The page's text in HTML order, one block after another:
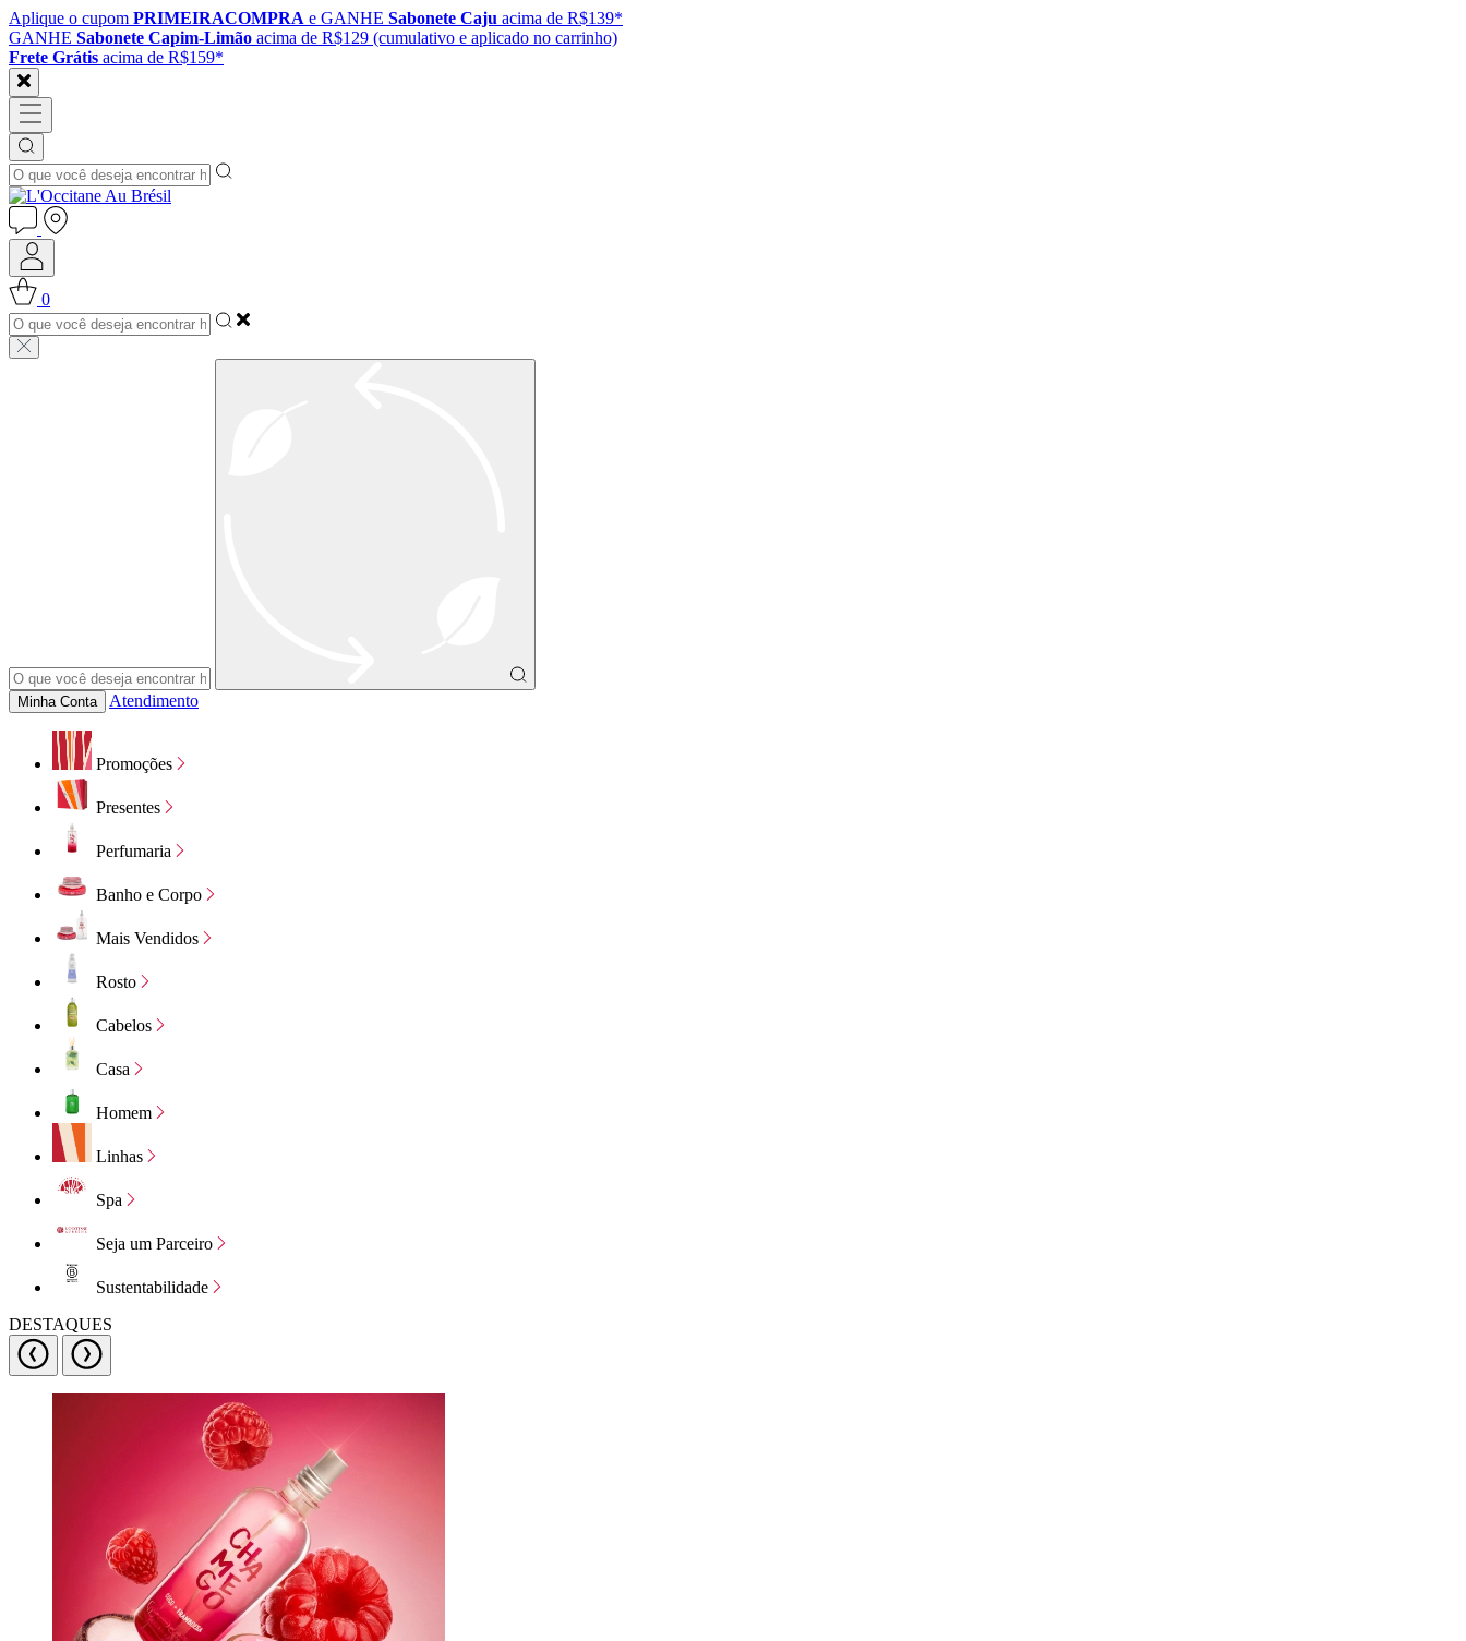
Aplique o cupom PRIMEIRACOMPRA e GANHE Sabonete Caju acima de R$139*
GANHE Sabonete Capim-Limão acima de R$129 (cumulativo e aplicado no carrinho)
Frete Grátis acima de R$159*
0
Minha Conta Atendimento
Promoções
Presentes
Perfumaria
Banho e Corpo
Mais Vendidos
Rosto
Cabelos
Casa
Homem
Linhas
Spa
Seja um Parceiro
Sustentabilidade
DESTAQUES